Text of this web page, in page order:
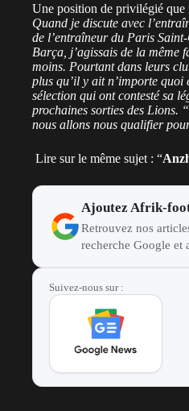
Une position de privilégié que
Quand je discute avec
de l’entraîneur du Paris
Barça, j’agissais de la même
moins. Pourtant dans leurs
plus qu’il y ait n’importe quoi
sélection qui ont contesté sa
prochaines sorties des Lions. “
nous allons nous qualifier
Lire sur le même sujet : “
Ajoutez Afrik-
Retrouvez nos
recherche Google et
Suivez-nous sur :